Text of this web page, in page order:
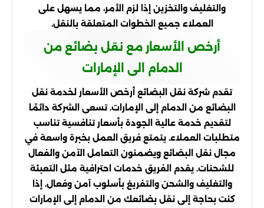
والتغليف والتخزين إذا لزم الأمر، مما يسهل على
العملاء جميع الخطوات المتعلقة بالنقل.
أرخص الأسعار مع نقل بضائع من
الدمام الى الإمارات
تقدم شركة نقل البضائع أرخص الأسعار لخدمة نقل
البضائع من الدمام إلى الإمارات. تسعى الشركة دائمًا
لتقديم خدمة عالية الجودة بأسعار تنافسية تناسب
متطلبات العملاء. يتمتع فريق العمل بخبرة واسعة في
مجال نقل البضائع ويضمنون التعامل الآمن والفعال
للشحنات. يقدم الفريق خدمات احترافية مثل التعبئة
والتغليف والشحن والتفريغ بأسلوب آمن وفعال. إذا
كنت بحاجة إلى نقل بضائعك من الدمام إلى الإمارات